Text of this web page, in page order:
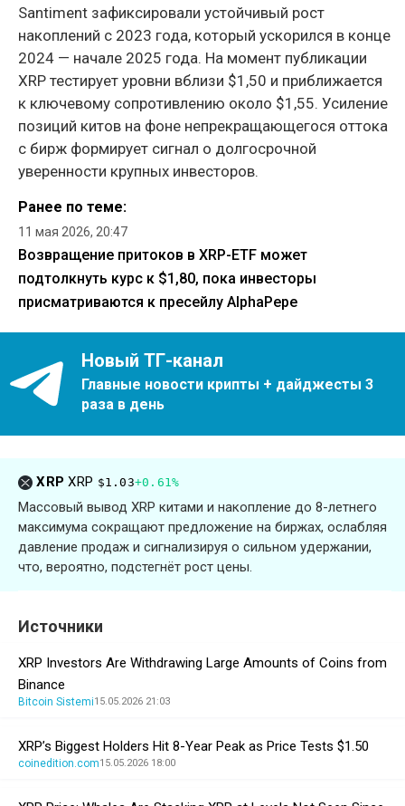
Santiment зафиксировали устойчивый рост
накоплений с 2023 года, который ускорился в конце
2024 — начале 2025 года. На момент публикации
XRP тестирует уровни вблизи $1,50 и приближается
к ключевому сопротивлению около $1,55. Усиление
позиций китов на фоне непрекращающегося оттока
с бирж формирует сигнал о долгосрочной
уверенности крупных инвесторов.
Ранее по теме:
11 мая 2026, 20:47
Возвращение притоков в XRP-ETF может
подтолкнуть курс к $1,80, пока инвесторы
присматриваются к пресейлу AlphaPepe
Новый ТГ-канал
Главные новости крипты + дайджесты 3
раза в день
XRPXRP $1.03+0.61%
Массовый вывод XRP китами и накопление до 8-летнего
максимума сокращают предложение на биржах, ослабляя
давление продаж и сигнализируя о сильном удержании,
что, вероятно, подстегнёт рост цены.
Источники
XRP Investors Are Withdrawing Large Amounts of Coins from
Binance
Bitcoin Sistemi15.05.2026 21:03
XRP’s Biggest Holders Hit 8-Year Peak as Price Tests $1.50
coinedition.com15.05.2026 18:00